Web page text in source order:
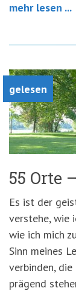
mehr lesen ...
gelesen
55 Orte
Es ist der
verstehe, wie
wie ich mich
Sinn meines
verbinden,
prägend